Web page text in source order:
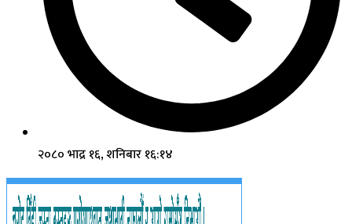
२०८० भाद्र १६, शनिबार १६:१४